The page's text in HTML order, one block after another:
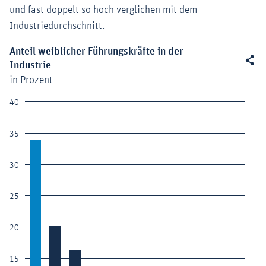
und fast doppelt so hoch verglichen mit dem
Industriedurchschnitt.